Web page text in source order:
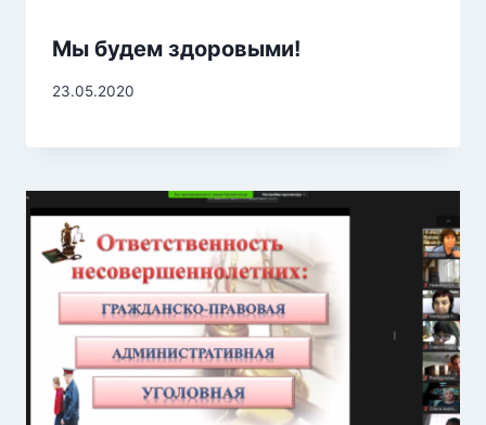
Мы будем здоровыми!
23.05.2020